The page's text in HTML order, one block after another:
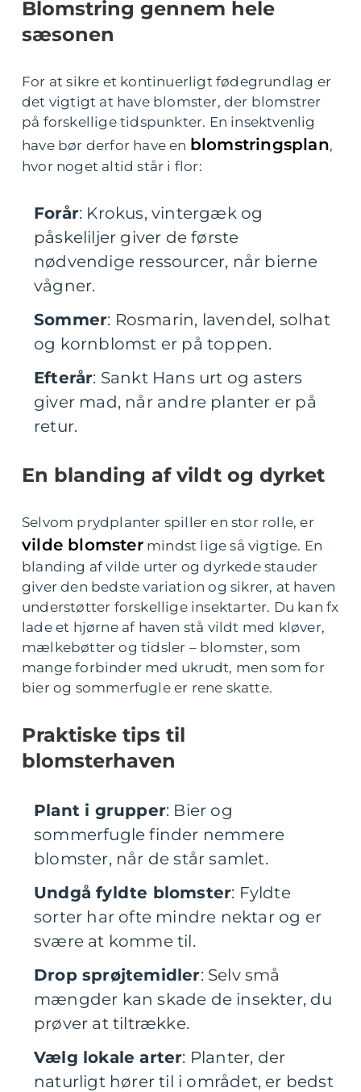
Blomstring gennem hele
sæsonen
For at sikre et kontinuerligt fødegrundlag er
det vigtigt at have blomster, der blomstrer
på forskellige tidspunkter. En insektvenlig
have bør derfor have en blomstringsplan,
hvor noget altid står i flor:
Forår: Krokus, vintergæk og
påskeliljer giver de første
nødvendige ressourcer, når bierne
vågner.
Sommer: Rosmarin, lavendel, solhat
og kornblomst er på toppen.
Efterår: Sankt Hans urt og asters
giver mad, når andre planter er på
retur.
En blanding af vildt og dyrket
Selvom prydplanter spiller en stor rolle, er
vilde blomstermindst lige så vigtige. En
blanding af vilde urter og dyrkede stauder
giver den bedste variation og sikrer, at haven
understøtter forskellige insektarter. Du kan fx
lade et hjørne af haven stå vildt med kløver,
mælkebøtter og tidsler – blomster, som
mange forbinder med ukrudt, men som for
bier og sommerfugle er rene skatte.
Praktiske tips til
blomsterhaven
Plant i grupper: Bier og
sommerfugle finder nemmere
blomster, når de står samlet.
Undgå fyldte blomster: Fyldte
sorter har ofte mindre nektar og er
svære at komme til.
Drop sprøjtemidler: Selv små
mængder kan skade de insekter, du
prøver at tiltrække.
Vælg lokale arter: Planter, der
naturligt hører til i området, er bedst